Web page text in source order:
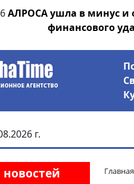
АЛРОСА ушла в минус и
финансового
г.
Главная